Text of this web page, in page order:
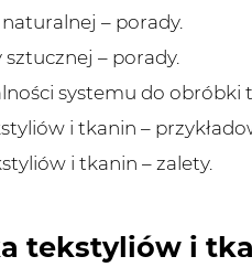
– porady.
– porady.
systemu do obróbki
i tkanin –
i tkanin – zalety.
tekstyliów i